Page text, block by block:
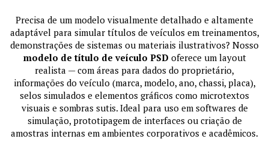
Precisa de um modelo visualmente detalhado e altamente
adaptável para simular títulos de veículos em treinamentos,
demonstrações de sistemas ou materiais ilustrativos? Nosso
modelo de título de veículo PSD oferece um layout
realista — com áreas para dados do proprietário,
informações do veículo (marca, modelo, ano, chassi, placa),
selos simulados e elementos gráficos como microtextos
visuais e sombras sutis. Ideal para uso em softwares de
simulação, prototipagem de interfaces ou criação de
amostras internas em ambientes corporativos e acadêmicos.